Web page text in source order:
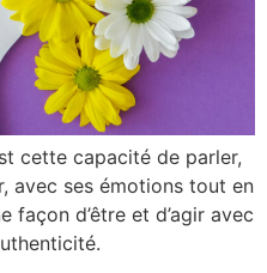
cette capacité de parler,
avec ses émotions tout en
façon d’être et d’agir avec